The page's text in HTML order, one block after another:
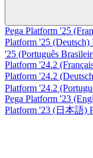
Pega Platform '25
Platform '25 (Deutsch)
'25 (Português
Platform '24.2
Platform '24.2
Platform '24.2
Pega Platform '23
Platform '23 (日本語)